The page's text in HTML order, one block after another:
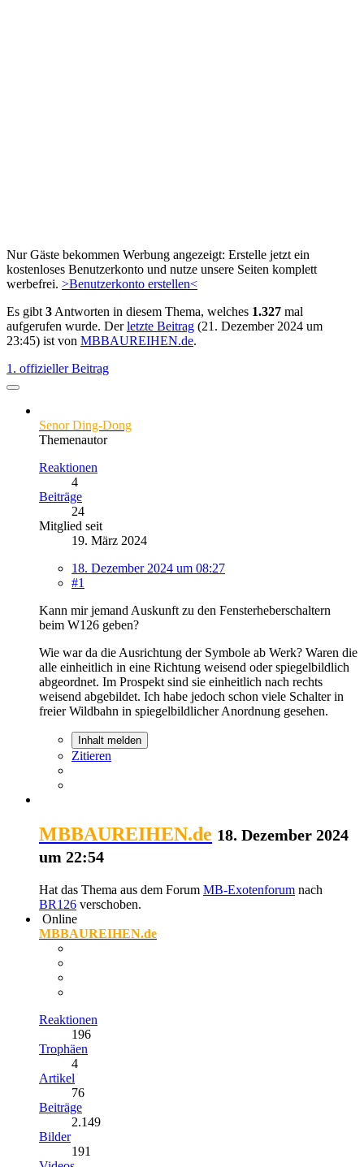
Nur Gäste bekommen Werbung angezeigt: Erstelle jetzt ein
kostenloses Benutzerkonto und nutze unsere Seiten komplett
werbefrei. >Benutzerkonto erstellen<
Es gibt 3 Antworten in diesem Thema, welches 1.327 mal
aufgerufen wurde. Derletzte Beitrag (21. Dezember 2024 um
23:45) ist von MBBAUREIHEN.de.
1. offizieller Beitrag
Senor Ding-Dong
Themenautor
Reaktionen
4
Beiträge
24
Mitglied seit
19. März 2024
18. Dezember 2024 um 08:27
#1
Kann mir jemand Auskunft zu den Fensterheberschaltern
beim W126 geben?
Wie war da die Ausrichtung der Symbole ab Werk? Waren die
alle einheitlich in eine Richtung weisend oder spiegelbildlich
abgeordnet. Im Prospekt sind sie einheitlich nach rechts
weisend abgebildet. Ich habe jedoch schon viele Schalter in
freier Wildbahn in spiegelbildlicher Anordnung gesehen.
Inhalt melden
Zitieren
MBBAUREIHEN.de 18. Dezember 2024
um 22:54
Hat das Thema aus dem Forum MB-Exotenforum nach
BR126 verschoben.
Online
MBBAUREIHEN.de
Reaktionen
196
Trophäen
4
Artikel
76
Beiträge
2.149
Bilder
191